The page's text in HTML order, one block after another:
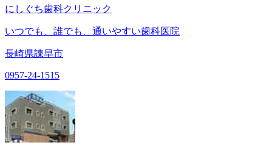
にしぐち歯科クリニック
いつでも、誰でも、通いやすい歯科医院
長崎県諫早市
0957-24-1515